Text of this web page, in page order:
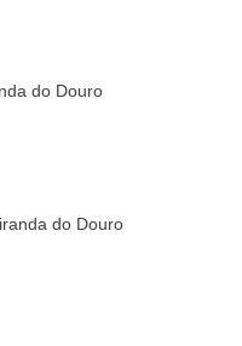
do Douro
do Douro